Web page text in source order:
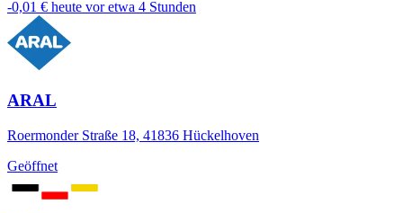
-0,01 € heute vor etwa 4 Stunden
ARAL
Roermonder Straße 18, 41836 Hückelhoven
Geöffnet